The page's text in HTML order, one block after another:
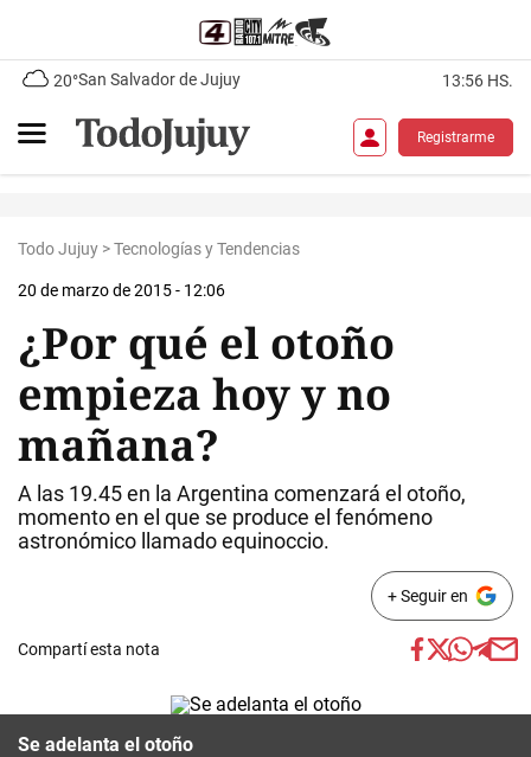
20°San Salvador de Jujuy 13:56 HS.
Registrarme
Todo Jujuy >Tecnologías y Tendencias
20 de marzo de 2015 - 12:06
¿Por qué el otoño
empieza hoy y no
mañana?
A las 19.45 en la Argentina comenzará el otoño,
momento en el que se produce el fenómeno
astronómico llamado equinoccio.
+ Seguir en
Compartí esta nota
Se adelanta el otoño